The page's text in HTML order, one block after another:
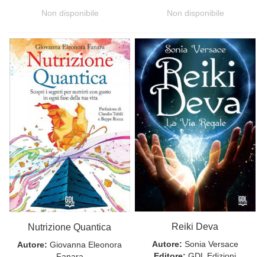
Non disponibile Non disponibile
Nutrizione Quantica
Autore: Giovanna Eleonora
Reiki Deva
Autore: Sonia Versace